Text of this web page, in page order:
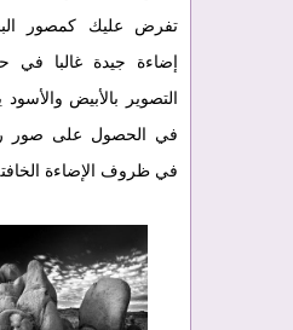
تفرض عليك كمصور
إضاءة جيدة غالبا في
التصوير بالأبيض
في الحصول على صور
في ظروف الإضاءة